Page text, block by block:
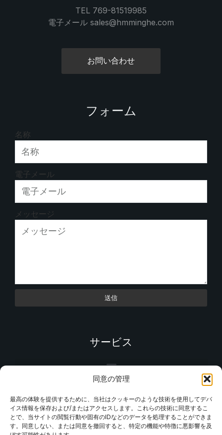
同意の管理
最高の体験を提供するために、当社はクッキーのような技術を使用してデバ
イス情報を保存および/またはアクセスします。これらの技術に同意するこ
とで、当サイトの閲覧行動や固有のIDなどのデータを処理することができま
す。同意しない、または同意を撤回すると、特定の機能や特徴に悪影響を及
TEL 769-81519985
電子メール sales@hmminghe.com
お問い合わせ
フォーム
名称
電子メール
メッセージ
送信
サービス